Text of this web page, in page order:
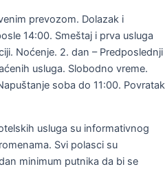
prevozom. Dolazak i
14:00. Smeštaj i prva usluga
Noćenje. 2. dan – Predposlednji
usluga. Slobodno vreme.
soba do 11:00. Povratak
usluga su informativnog
Svi polasci su
minimum putnika da bi se